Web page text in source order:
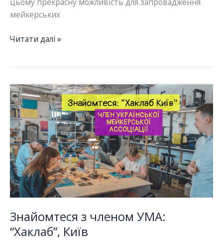
мейкерських
Бібліотеки
спільний
шлях
розвитку
Читати далі »
Знайомтеся з членом УМА:
“Хаклаб”, Київ